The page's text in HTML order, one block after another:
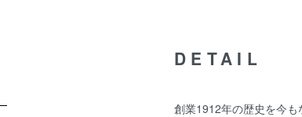
DETAIL
創業1912年の歴史を今